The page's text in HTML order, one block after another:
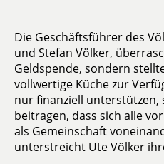
Die Geschäftsführer des
und Stefan Völker,
Geldspende, sondern
vollwertige Küche zur
nur finanziell unterstützen,
beitragen, dass sich alle
als Gemeinschaft
unterstreicht Ute Völker